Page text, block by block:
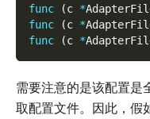
func
(c *
func
(c *
func
(c *
需要注意的是该配置是
取配置文件。因此，假